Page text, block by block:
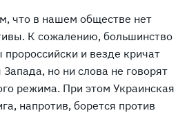
что в нашем обществе нет
К сожалению, большинство
и везде кричат
но ни слова не говорят
режима. При этом Украинская
напротив, борется против